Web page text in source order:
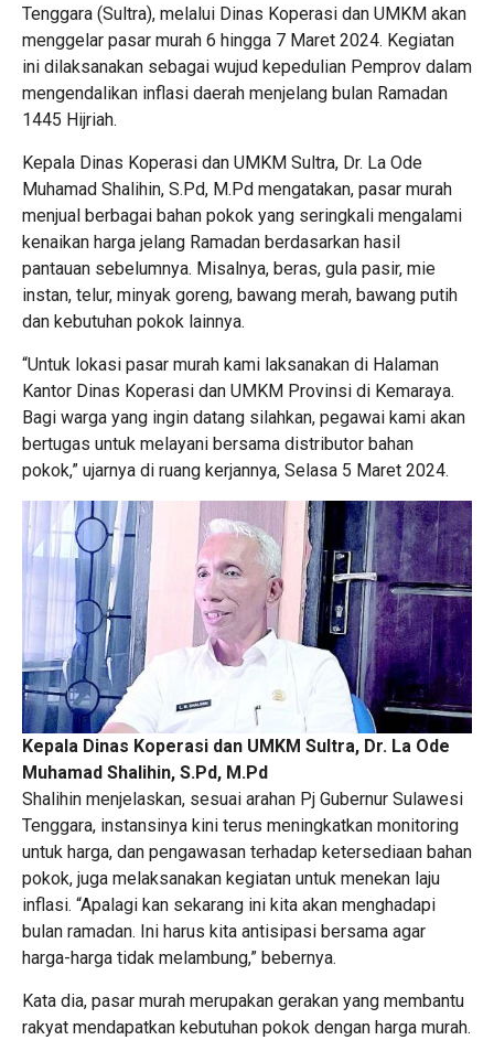
Tenggara (Sultra), melalui Dinas Koperasi dan UMKM akan
menggelar pasar murah 6 hingga 7 Maret 2024. Kegiatan
ini dilaksanakan sebagai wujud kepedulian Pemprov dalam
mengendalikan inflasi daerah menjelang bulan Ramadan
1445 Hijriah.
Kepala Dinas Koperasi dan UMKM Sultra, Dr. La Ode
Muhamad Shalihin, S.Pd, M.Pd mengatakan, pasar murah
menjual berbagai bahan pokok yang seringkali mengalami
kenaikan harga jelang Ramadan berdasarkan hasil
pantauan sebelumnya. Misalnya, beras, gula pasir, mie
instan, telur, minyak goreng, bawang merah, bawang putih
dan kebutuhan pokok lainnya.
“Untuk lokasi pasar murah kami laksanakan di Halaman
Kantor Dinas Koperasi dan UMKM Provinsi di Kemaraya.
Bagi warga yang ingin datang silahkan, pegawai kami akan
bertugas untuk melayani bersama distributor bahan
pokok,” ujarnya di ruang kerjannya, Selasa 5 Maret 2024.
Kepala Dinas Koperasi dan UMKM Sultra, Dr. La Ode
Muhamad Shalihin, S.Pd, M.Pd
Shalihin menjelaskan, sesuai arahan Pj Gubernur Sulawesi
Tenggara, instansinya kini terus meningkatkan monitoring
untuk harga, dan pengawasan terhadap ketersediaan bahan
pokok, juga melaksanakan kegiatan untuk menekan laju
inflasi. “Apalagi kan sekarang ini kita akan menghadapi
bulan ramadan. Ini harus kita antisipasi bersama agar
harga-harga tidak melambung,” bebernya.
Kata dia, pasar murah merupakan gerakan yang membantu
rakyat mendapatkan kebutuhan pokok dengan harga murah.